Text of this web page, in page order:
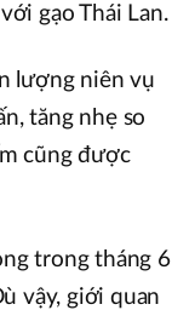
gạo Thái Lan.
lượng niên vụ
tăng nhẹ so
cũng được
trong tháng 6
vậy, giới quan